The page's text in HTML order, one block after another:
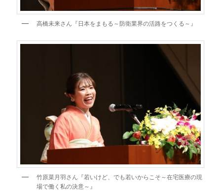
高橋未来さん『日本をまもる～防衛業界の活路をつくる～』
竹原菜月羽さん『若いけど、でも若いからこそ～在宅医療の現
場で働く私の決意～』